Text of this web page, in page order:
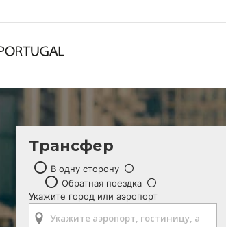
Трансфер
В одну сторону
Обратная поездка
Укажите город или аэропорт